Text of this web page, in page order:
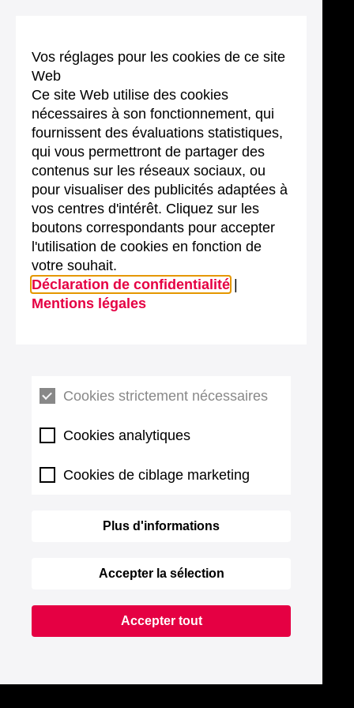
Vos réglages pour les cookies de ce site
Web
Ce site Web utilise des cookies
nécessaires à son fonctionnement, qui
fournissent des évaluations statistiques,
qui vous permettront de partager des
contenus sur les réseaux sociaux, ou
pour visualiser des publicités adaptées à
vos centres d'intérêt. Cliquez sur les
boutons correspondants pour accepter
l'utilisation de cookies en fonction de
votre souhait.
Déclaration de confidentialité
Mentions légales
Cookies strictement nécessaires
Cookies analytiques
Cookies de ciblage marketing
Plus d'informations
Accepter la sélection
Accepter tout